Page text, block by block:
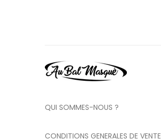
QUI SOMMES-NOUS ?
CONDITIONS GENERALES DE VENTE